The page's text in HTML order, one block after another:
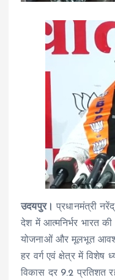
उदयपुर।प्रधानमंत्री
देश में आत्मनिर्भर भारत
योजनाओं और मूलभूत
हर वर्ग एवं क्षेत्र में विशेष
विकास दर 9.2 प्रतिशत